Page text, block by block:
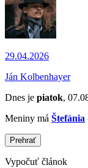
29.04.2026
Ján Kolbenhayer
Dnes je piatok,
Meniny má Štefánia
Prehrať
Vypočuť článok